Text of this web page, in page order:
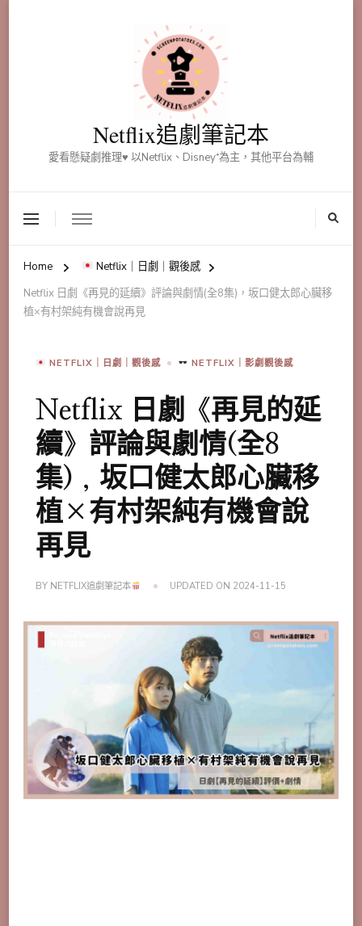
Netflix追劇筆記本
愛看懸疑劇推理♥ 以Netflix、Disney⁺為主，其他平台為輔
Home
Netflix｜日劇｜觀後感
Netflix 日劇《再見的延續》評論與劇情(全8集)，坂口健太郎心臟移
植×有村架純有機會說再見
NETFLIX｜日劇｜觀後感 NETFLIX｜影劇觀後感
Netflix 日劇《再見的延
續》評論與劇情(全8
集)，坂口健太郎心臟移
植×有村架純有機會說
再見
BY NETFLIX追劇筆記本 UPDATED ON 2024-11-15